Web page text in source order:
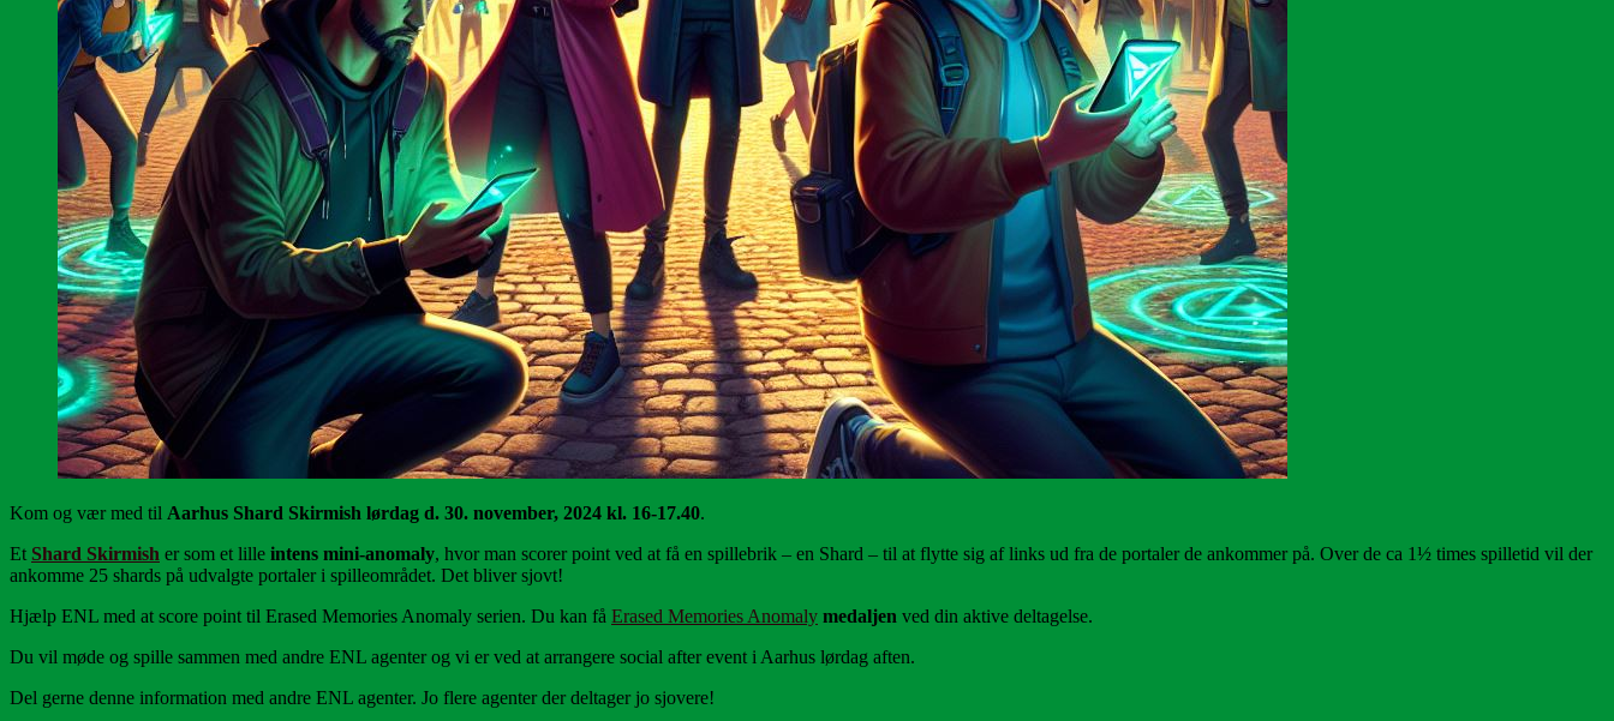
Kom og vær med til Aarhus Shard Skirmish lørdag d. 30. november, 2024 kl. 16-17.40.
Et Shard Skirmish er som et lille intens mini-anomaly, hvor man scorer point ved at få en spillebrik – en Shard – til at flytte sig af links ud fra de portaler de ankommer på. Over de ca 1½ times spilletid vil der
ankomme 25 shards på udvalgte portaler i spilleområdet. Det bliver sjovt!
Hjælp ENL med at score point til Erased Memories Anomaly serien. Du kan få Erased Memories Anomaly medaljen ved din aktive deltagelse.
Du vil møde og spille sammen med andre ENL agenter og vi er ved at arrangere social after event i Aarhus lørdag aften.
Del gerne denne information med andre ENL agenter. Jo flere agenter der deltager jo sjovere!